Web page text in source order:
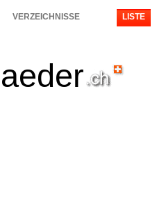
VERZEICHNISSE LISTE